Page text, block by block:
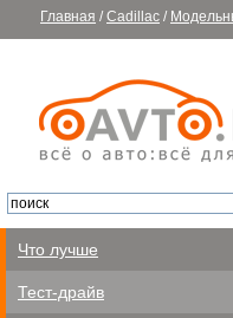
Главная / Cadillac /
Что лучше
Тест-драйв